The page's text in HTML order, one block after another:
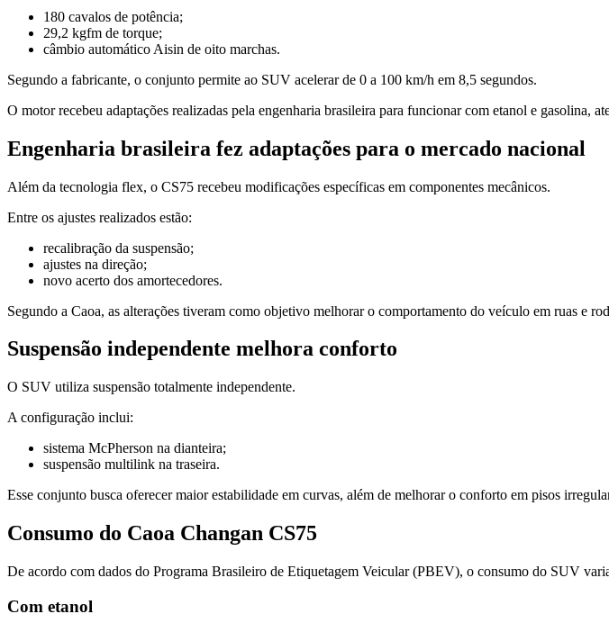
180 cavalos de potência;
29,2 kgfm de torque;
câmbio automático Aisin de oito marchas.
Segundo a fabricante, o conjunto permite ao SUV acelerar de 0 a 100 km/h em 8,5 segundos.
O motor recebeu adaptações realizadas pela engenharia brasileira para funcionar com etanol e gasolina,
Engenharia brasileira fez adaptações para o mercado nacional
Além da tecnologia flex, o CS75 recebeu modificações específicas em componentes mecânicos.
Entre os ajustes realizados estão:
recalibração da suspensão;
ajustes na direção;
novo acerto dos amortecedores.
Segundo a Caoa, as alterações tiveram como objetivo melhorar o comportamento do veículo em ruas e
Suspensão independente melhora conforto
O SUV utiliza suspensão totalmente independente.
A configuração inclui:
sistema McPherson na dianteira;
suspensão multilink na traseira.
Esse conjunto busca oferecer maior estabilidade em curvas, além de melhorar o conforto em pisos
Consumo do Caoa Changan CS75
De acordo com dados do Programa Brasileiro de Etiquetagem Veicular (PBEV), o consumo do SUV
Com etanol